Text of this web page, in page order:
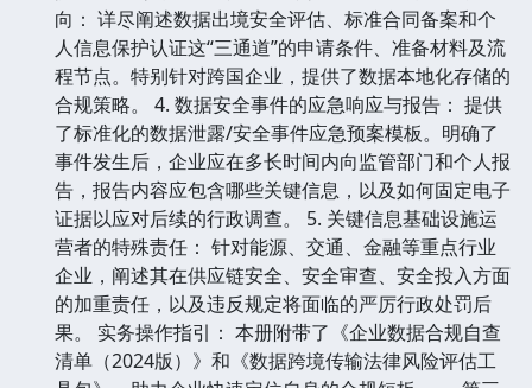
向： 详尽阐述数据出境安全评估、标准合同备案和个
人信息保护认证这“三通道”的申请条件、准备材料及流
程节点。特别针对跨国企业，提供了数据本地化存储的
合规策略。 4. 数据安全事件的应急响应与报告： 提供
了标准化的数据泄露/安全事件应急预案模板。明确了
事件发生后，企业应在多长时间内向监管部门和个人报
告，报告内容应包含哪些关键信息，以及如何固定电子
证据以应对后续的行政调查。 5. 关键信息基础设施运
营者的特殊责任： 针对能源、交通、金融等重点行业
企业，阐述其在供应链安全、安全审查、安全投入方面
的加重责任，以及违反规定将面临的严厉行政处罚后
果。 实务操作指引： 本册附带了《企业数据合规自查
清单（2024版）》和《数据跨境传输法律风险评估工